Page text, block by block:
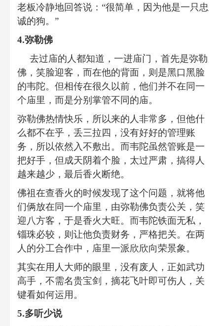
老板冷静地回答说： “很简单，因为他是一只忠
诚的狗。 ”
4.弥勒佛
去过庙的人都知道，一进庙门，首先是弥勒
佛，笑脸迎客，而在他的背面，则是黑口黑脸
的韦陀。但相传在很久以前，他们并不在同一
个庙里，而是分别掌管不同的庙。
弥勒佛热情快乐，所以来的人非常多，但他什
么都不在乎，丢三拉四，没有好好的管理账
务，所以依然入不敷出。而韦陀虽然管账是一
把好手，但成天阴着个脸，太过严肃，搞得人
越来越少，最后香火断绝。
佛祖在查香火的时候发现了这个问题，就将他
们俩放在同一个庙里，由弥勒佛负责公关，笑
迎八方客，于是香火大旺。而韦陀铁面无私，
锱珠必较，则让他负责财务，严格把关。在两
人的分工合作中，庙里一派欣欣向荣景象。
其实在用人大师的眼里，没有废人，正如武功
高手，不需名贵宝剑，摘花飞叶即可伤人，关
键看如何运用。
5.多听少说